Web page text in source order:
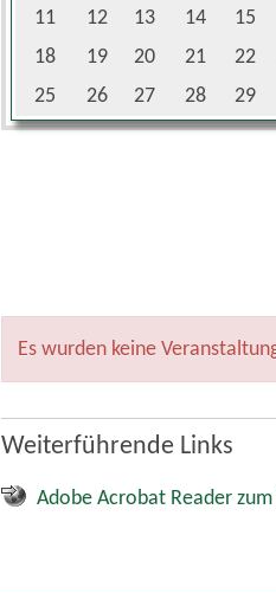
11
12 13 14 15
18
19 20 21 22
25
26 27 28 29
Es wurden keine
Weiterführende Links
Adobe Acrobat Reader